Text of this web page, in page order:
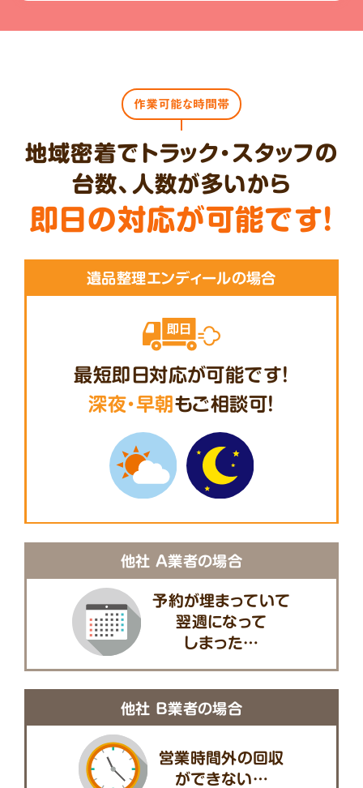
作業可能な時間帯
地域密着でトラック・スタッフの
台数、人数が多いから
即日の対応が可能です!
遺品整理エンディールの場合
最短即日対応が可能です!
深夜・早朝 もご相談可!
他社 A業者の場合
予約が埋まっていて
翌週になって
しまった…
他社 B業者の場合
営業時間外の回収
ができない…